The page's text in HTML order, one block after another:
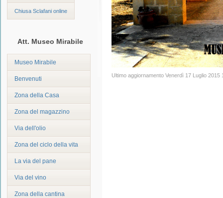
Chiusa Sclafani online
Att. Museo Mirabile
Museo Mirabile
Benvenuti
Zona della Casa
Zona del magazzino
Via dell'olio
Zona del ciclo della vita
La via del pane
Via del vino
Zona della cantina
Ultimo aggiornamento Venerdì 17 Luglio 2015